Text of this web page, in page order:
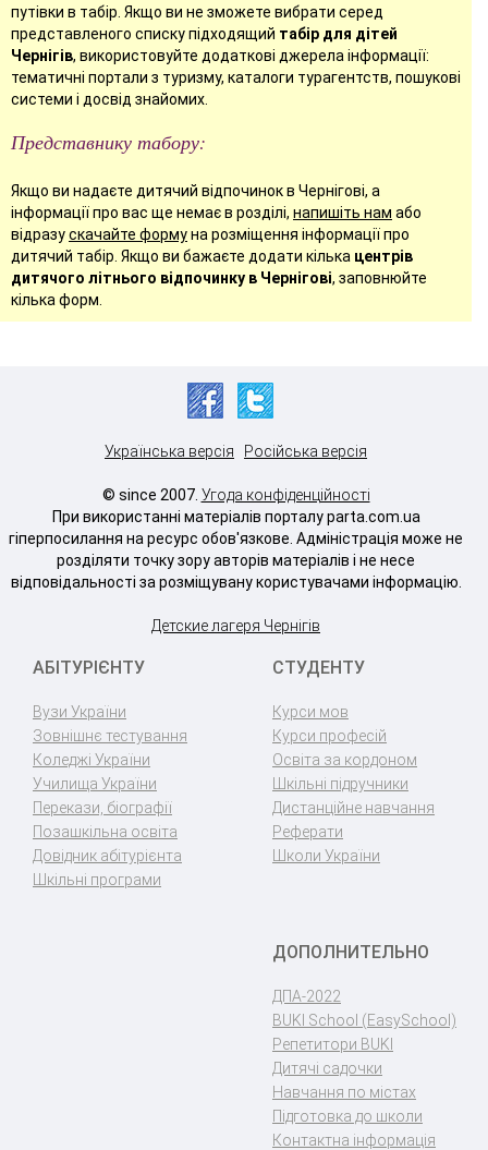
путівки в табір. Якщо ви не зможете вибрати серед
представленого списку підходящий табір для дітей
Чернігів, використовуйте додаткові джерела інформації:
тематичні портали з туризму, каталоги турагентств, пошукові
системи і досвід знайомих.
Представнику табору:
Якщо ви надаєте дитячий відпочинок в Чернігові, а
інформації про вас ще немає в розділі, напишіть нам або
відразускачайте формуна розміщення інформації про
дитячий табір. Якщо ви бажаєте додати кілька центрів
дитячого літнього відпочинку в Чернігові, заповнюйте
кілька форм.
Українська версія Російська версія
© since 2007. Угода конфіденційності
При використанні матеріалів порталу parta.com.ua
гіперпосилання на ресурс обов'язкове. Адміністрація може не
розділяти точку зору авторів матеріалів і не несе
відповідальності за розміщувану користувачами інформацію.
Детские лагеря Чернігів
АБІТУРІЄНТУ
Вузи України
Зовнішнє тестування
Коледжі України
Училища України
Перекази, біографії
Позашкільна освіта
Довідник абітурієнта
Шкільні програми
СТУДЕНТУ
Курси мов
Курси професій
Освіта за кордоном
Шкільні підручники
Дистанційне навчання
Реферати
Школи України
ДОПОЛНИТЕЛЬНО
ДПА-2022
BUKI School (EasySchool)
Репетитори BUKI
Дитячі садочки
Навчання по містах
Підготовка до школи
Контактна інформація